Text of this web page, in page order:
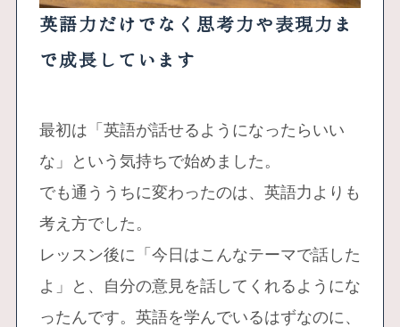
英語力だけでなく思考力や表現力ま
で成長しています
最初は「英語が話せるようになったらいい
な」という気持ちで始めました。
でも通ううちに変わったのは、英語力よりも
考え方でした。
レッスン後に「今日はこんなテーマで話した
よ」と、自分の意見を話してくれるようにな
ったんです。英語を学んでいるはずなのに、